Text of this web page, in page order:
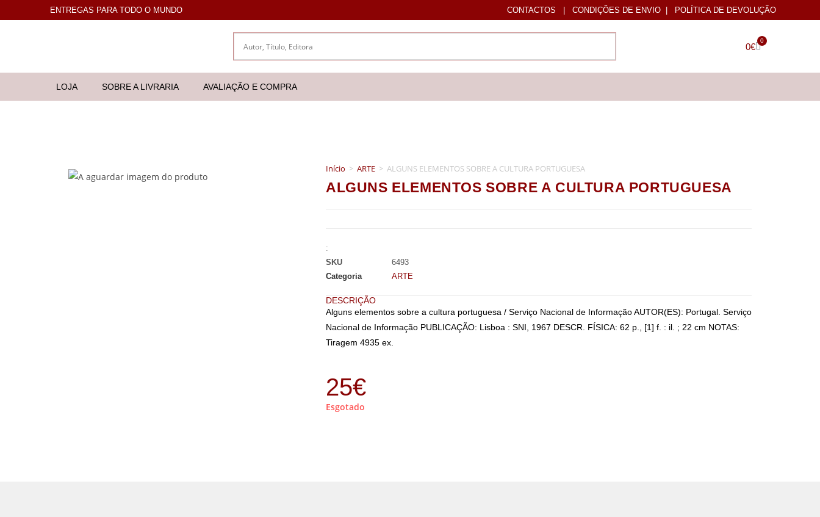
ENTREGAS PARA TODO O MUNDO CONTACTOS | CONDIÇÕES DE ENVIO | POLÍTICA DE DEVOLUÇÃO
0€
0
LOJA SOBRE A LIVRARIA AVALIAÇÃO E COMPRA
Início > ARTE > ALGUNS ELEMENTOS SOBRE A CULTURA PORTUGUESA
ALGUNS ELEMENTOS SOBRE A CULTURA PORTUGUESA
:
SKU
6493
Categoria
ARTE
DESCRIÇÃO
Alguns elementos sobre a cultura portuguesa / Serviço Nacional de Informação AUTOR(ES): Portugal. Serviço
Nacional de Informação PUBLICAÇÃO: Lisboa : SNI, 1967 DESCR. FÍSICA: 62 p., [1] f. : il. ; 22 cm NOTAS:
Tiragem 4935 ex.
25€
Esgotado